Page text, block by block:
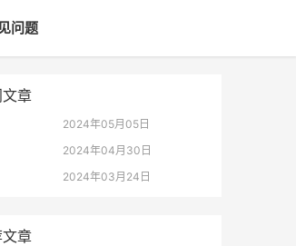
问题
章
2024年05月05日
2024年04月30日
2024年03月24日
章